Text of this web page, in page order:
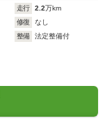
走行 2.2万km
修復
なし
整備
法定整備付